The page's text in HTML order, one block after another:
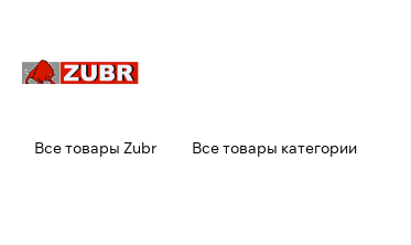
Все товары Zubr Все товары категории